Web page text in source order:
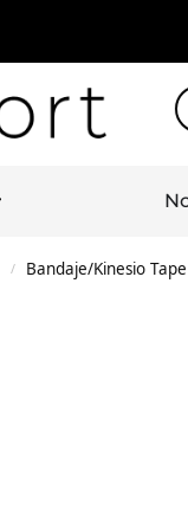
/ Bandaje/Kinesio Tape